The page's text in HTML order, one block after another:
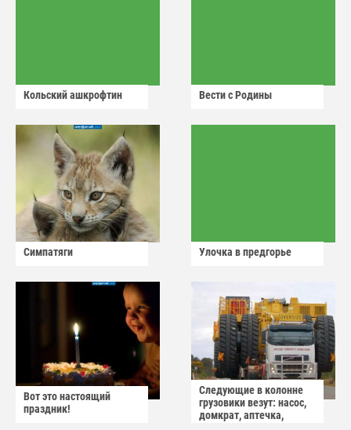
Кольский ашкрофтин Вести с Родины
Симпатяги Улочка в предгорье
Вот это настоящий
праздник!
Следующие в колонне
грузовики везут: насос,
домкрат, аптечка,